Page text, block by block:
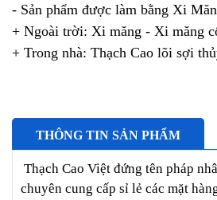
- Sản phẩm được làm bằng Xi
+ Ngoài trời: Xi măng - Xi măng
+ Trong nhà: Thạch Cao lõi sợi
THÔNG TIN SẢN PHẨM
Thạch Cao Việt đứng tên pháp
chuyên cung cấp sỉ lẻ các mặt